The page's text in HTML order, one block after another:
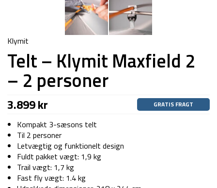
Klymit
Telt – Klymit Maxfield 2
– 2 personer
3.899kr GRATIS FRAGT
Kompakt 3-sæsons telt
Til 2 personer
Letvægtig og funktionelt design
Fuldt pakket vægt: 1,9 kg
Trail vægt: 1,7 kg
Fast fly vægt: 1.4 kg